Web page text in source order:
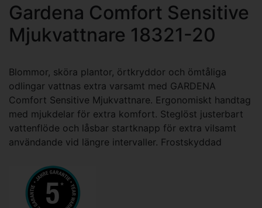
Gardena Comfort Sensitive
Mjukvattnare 18321-20
Blommor, sköra plantor, örtkryddor och ömtåliga
odlingar vattnas extra varsamt med GARDENA
Comfort Sensitive Mjukvattnare. Ergonomiskt handtag
med mjukdelar för extra komfort. Steglöst justerbart
vattenflöde och låsbar startknapp för extra vilsamt
användande vid längre intervaller. Frostskyddad